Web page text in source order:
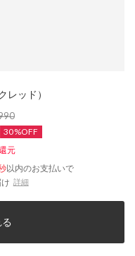
レッド）
30%OFF
元
以内のお支払いで
詳細